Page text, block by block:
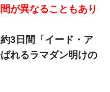
が異なることもあり
3日間「イード・ア
れるラマダン明けの